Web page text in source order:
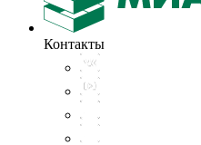
Контакты